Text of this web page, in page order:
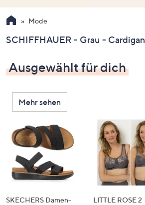
verwenden
Sie
Pfeiltasten
oben
und
nach
unten
oder
wischen
Sie
Touch-
Geräten
links
Mode
SCHIFFHAUER - Grau - Cardigan
Ausgewählt für dich
Mehr sehen
SKECHERS Damen-
LITTLE ROSE 2